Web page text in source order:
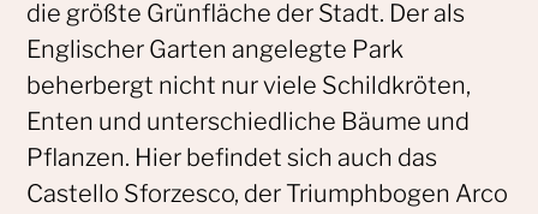
die größte Grünfläche der Stadt. Der als
Englischer Garten angelegte Park
beherbergt nicht nur viele Schildkröten,
Enten und unterschiedliche Bäume und
Pflanzen. Hier befindet sich auch das
Castello Sforzesco, der Triumphbogen Arco